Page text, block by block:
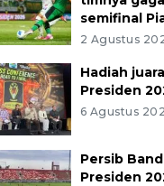
semifinal
2 Agustus
Hadiah
Presiden
6 Agustus
Persib
Presiden